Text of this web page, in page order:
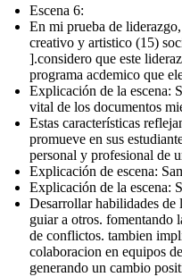
Escena 6:
En mi prueba de
creativo y artistico (15)
].considero que este
programa acdemico que
Explicación de la escena:
vital de los documentos
Estas características
promueve en sus
personal y profesional de
Explicación de escena:
Explicación de la escena:
Desarrollar habilidades de
guiar a otros. fomentando
de conflictos. tambien
colaboracion en equipos
generando un cambio